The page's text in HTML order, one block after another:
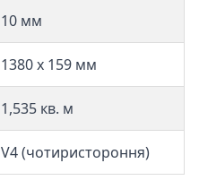
10 мм
1380 x 159 мм
1,535 кв. м
V4 (чотиристороння)